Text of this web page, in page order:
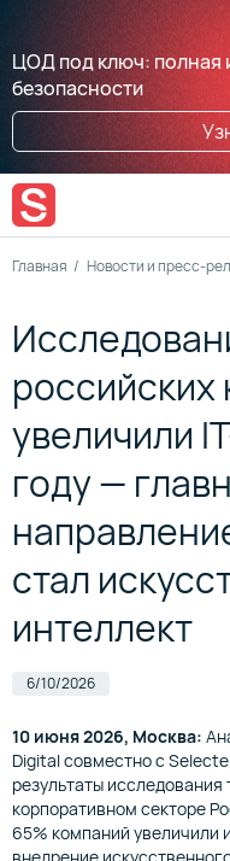
ЦОД под ключ: полная
безопасности
Главная Новости и пресс-
российских
увеличили
году —
стал
интеллект
6/10/2026
10 июня 2026, Москва:
Digital совместно с
результаты
корпоративном секторе
65% компаний увеличили